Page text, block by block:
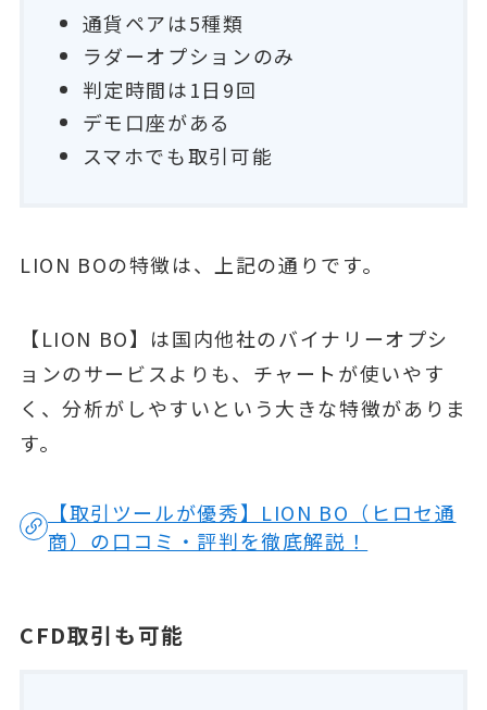
通貨ペアは5種類
ラダーオプションのみ
判定時間は1日9回
デモ口座がある
スマホでも取引可能
LION BOの特徴は、上記の通りです。
【LION BO】は国内他社のバイナリーオプシ
ョンのサービスよりも、チャートが使いやす
く、分析がしやすいという大きな特徴がありま
す。
【取引ツールが優秀】LION BO（ヒロセ通
商）の口コミ・評判を徹底解説！
CFD取引も可能